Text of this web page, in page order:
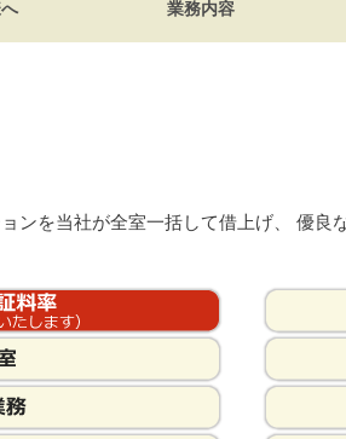
業務内容
ンを当社が全室一括して借上げ、 優